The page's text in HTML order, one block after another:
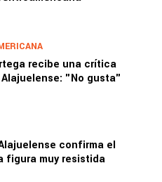
recibe una crítica
"No gusta"
confirma el
figura muy resistida